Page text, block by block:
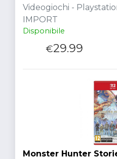
Videogiochi -
IMPORT
Disponibile
€29.99
Monster Hunter